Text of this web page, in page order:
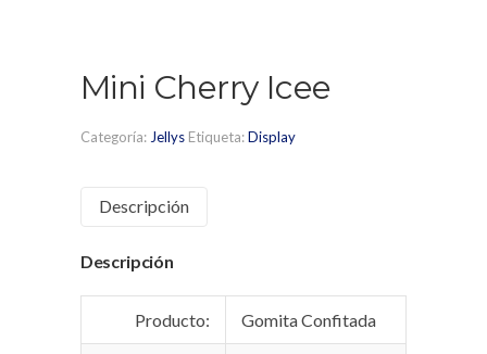
Mini Cherry Icee
Categoría: Jellys Etiqueta:Display
Descripción
Descripción
Producto: Gomita Confitada